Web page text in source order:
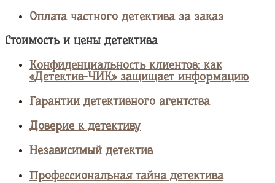
Оплата частного детектива за заказ
Стоимость и цены детектива
Конфиденциальность клиентов: как
«Детектив-ЧИК» защищает информацию
Гарантии детективного агентства
Доверие к детективу
Независимый детектив
Профессиональная тайна детектива